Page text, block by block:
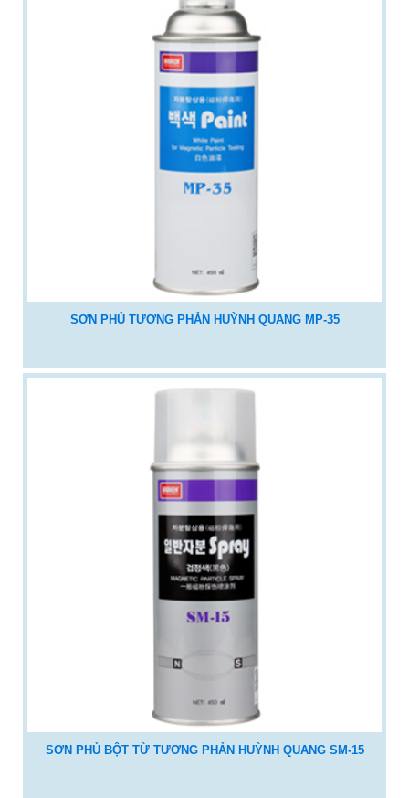
SƠN PHỦ TƯƠNG PHẢN HUỲNH QUANG MP-35
SƠN PHỦ BỘT TỪ TƯƠNG PHẢN HUỲNH QUANG SM-15